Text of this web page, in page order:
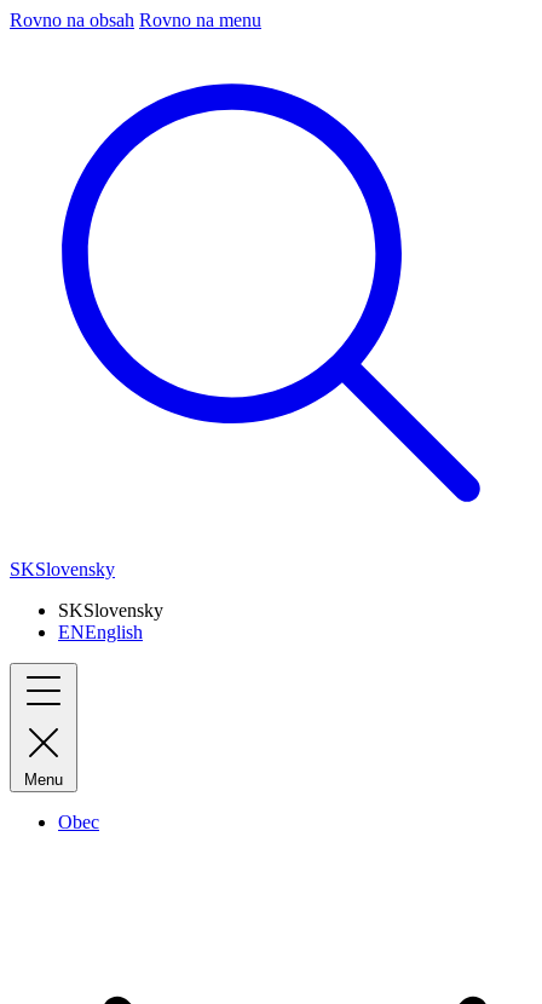
Rovno na obsah Rovno na menu
SKSlovensky
SKSlovensky
ENEnglish
Menu
Obec